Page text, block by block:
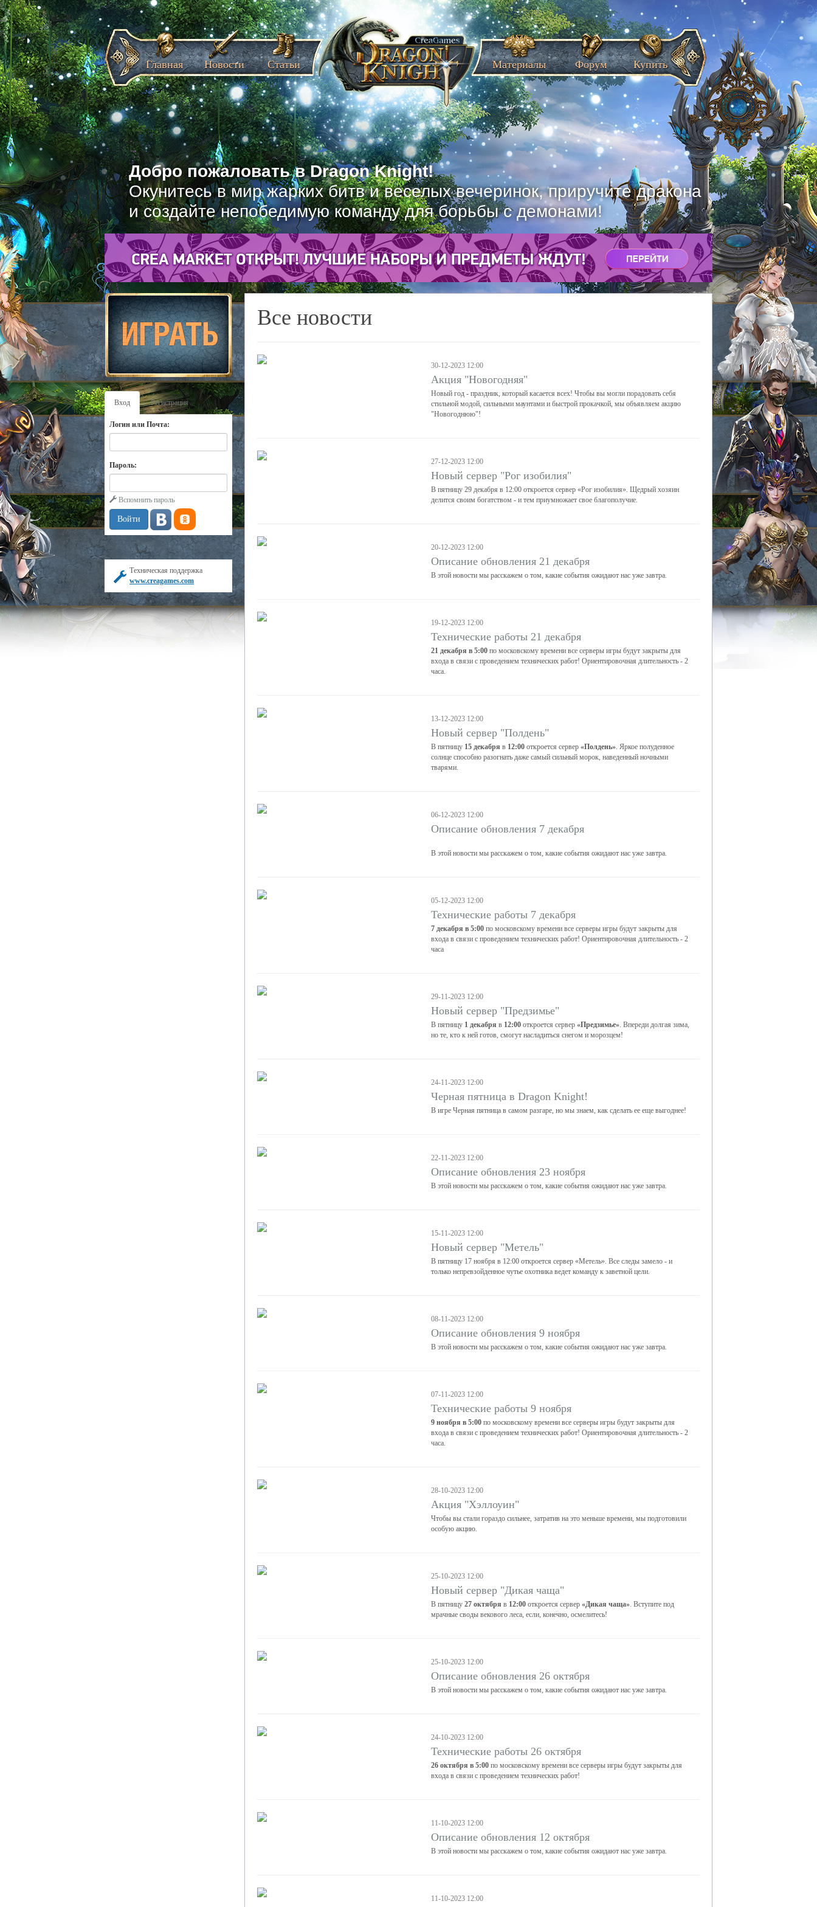
Добро пожаловать в Dragon Knight!
Окунитесь в мир жарких битв и веселых вечеринок, приручите дракона
и создайте непобедимую команду для борьбы с демонами!
Главная Новости Статьи Материалы Форум Купить
Вход Регистрация
Логин или Почта:
Пароль:
Вспомнить пароль
Техническая поддержка
www.creagames.com
Все новости
30-12-2023 12:00
Акция "Новогодняя"
Новый год - праздник, который касается всех! Чтобы вы могли порадовать себя
стильной модой, сильными маунтами и быстрой прокачкой, мы объявляем акцию
"Новогоднюю"!
27-12-2023 12:00
Новый сервер "Рог изобилия"
В пятницу 29 декабря в 12:00 откроется сервер «Рог изобилия». Щедрый хозяин
делится своим богатством - и тем приумножает свое благополучие.
20-12-2023 12:00
Описание обновления 21 декабря
В этой новости мы расскажем о том, какие события ожидают нас уже завтра.
19-12-2023 12:00
Технические работы 21 декабря
21 декабря в 5:00 по московскому времени все серверы игры будут закрыты для
входа в связи с проведением технических работ! Ориентировочная длительность - 2
часа.
13-12-2023 12:00
Новый сервер "Полдень"
В пятницу 15 декабря в 12:00 откроется сервер «Полдень». Яркое полуденное
солнце способно разогнать даже самый сильный морок, наведенный ночными
тварями.
06-12-2023 12:00
Описание обновления 7 декабря
В этой новости мы расскажем о том, какие события ожидают нас уже завтра.
05-12-2023 12:00
Технические работы 7 декабря
7 декабря в 5:00 по московскому времени все серверы игры будут закрыты для
входа в связи с проведением технических работ! Ориентировочная длительность - 2
часа
29-11-2023 12:00
Новый сервер "Предзимье"
В пятницу 1 декабря в 12:00 откроется сервер «Предзимье». Впереди долгая зима,
но те, кто к ней готов, смогут насладиться снегом и морозцем!
24-11-2023 12:00
Черная пятница в Dragon Knight!
В игре Черная пятница в самом разгаре, но мы знаем, как сделать ее еще выгоднее!
22-11-2023 12:00
Описание обновления 23 ноября
В этой новости мы расскажем о том, какие события ожидают нас уже завтра.
15-11-2023 12:00
Новый сервер "Метель"
В пятницу 17 ноября в 12:00 откроется сервер «Метель». Все следы замело - и
только непревзойденное чутье охотника ведет команду к заветной цели.
08-11-2023 12:00
Описание обновления 9 ноября
В этой новости мы расскажем о том, какие события ожидают нас уже завтра.
07-11-2023 12:00
Технические работы 9 ноября
9 ноября в 5:00 по московскому времени все серверы игры будут закрыты для
входа в связи с проведением технических работ! Ориентировочная длительность - 2
часа.
28-10-2023 12:00
Акция "Хэллоуин"
Чтобы вы стали гораздо сильнее, затратив на это меньше времени, мы подготовили
особую акцию.
25-10-2023 12:00
Новый сервер "Дикая чаща"
В пятницу 27 октября в 12:00 откроется сервер «Дикая чаща». Вступите под
мрачные своды векового леса, если, конечно, осмелитесь!
25-10-2023 12:00
Описание обновления 26 октября
В этой новости мы расскажем о том, какие события ожидают нас уже завтра.
24-10-2023 12:00
Технические работы 26 октября
26 октября в 5:00 по московскому времени все серверы игры будут закрыты для
входа в связи с проведением технических работ!
11-10-2023 12:00
Описание обновления 12 октября
В этой новости мы расскажем о том, какие события ожидают нас уже завтра.
11-10-2023 12:00